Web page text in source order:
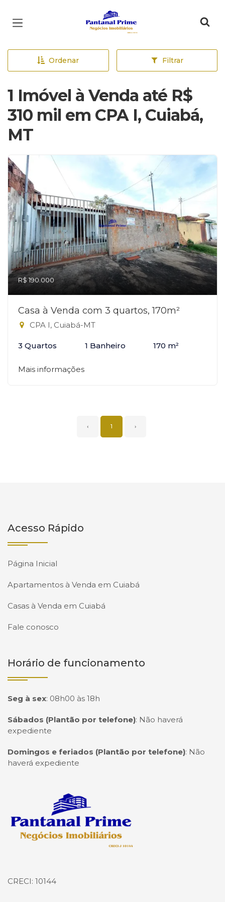
Página inicial
Ordenar Filtrar
1 Imóvel à Venda até R$
310 mil em CPA I, Cuiabá,
MT
R$ 190.000
Casa à Venda com 3 quartos, 170m²
CPA I, Cuiabá-MT
3 Quartos 1 Banheiro 170 m²
Mais informações
‹ 1 ›
Acesso Rápido
Página Inicial
Apartamentos à Venda em Cuiabá
Casas à Venda em Cuiabá
Fale conosco
Horário de funcionamento
Seg à sex: 08h00 às 18h
Sábados (Plantão por telefone): Não haverá
expediente
Domingos e feriados (Plantão por telefone): Não
haverá expediente
Página inicial
CRECI: 10144